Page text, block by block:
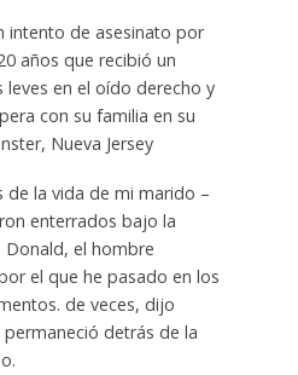
intento de asesinato por
años que recibió un
en el oído derecho y
con su familia en su
Nueva Jersey
de la vida de mi marido –
enterrados bajo la
el hombre
el que he pasado en los
de veces, dijo
detrás de la